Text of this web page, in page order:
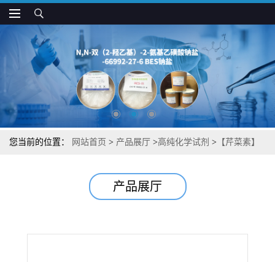
您当前的位置： 网站首页 > 产品展厅 >高纯化学试剂 > 【芹菜素】
产品展厅